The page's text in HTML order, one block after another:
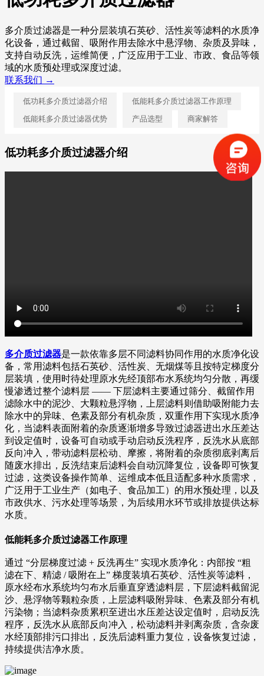
多介质过滤器是一种分层装填石英砂、活性炭等滤料的水质净
化设备，通过截留、吸附作用去除水中悬浮物、杂质及异味，
支持自动反洗，运维简便，广泛应用于工业、市政、食品等领
域的水质预处理或深度过滤。
联系我们 →
低功耗多介质过滤器介绍
低能耗多介质过滤器工作原理
低能耗多介质过滤器优势
产品选型 商家解答
低功耗多介质过滤器介绍
多介质过滤器是一款依靠多层不同滤料协同作用的水质净化设
备，常用滤料包括石英砂、活性炭、无烟煤等且按特定梯度分
层装填，使用时待处理原水先经顶部布水系统均匀分散，再缓
慢渗透过整个滤料层 —— 下层滤料主要通过筛分、截留作用
滤除水中的泥沙、大颗粒悬浮物，上层滤料则借助吸附能力去
除水中的异味、色素及部分有机杂质，双重作用下实现水质净
化，当滤料表面附着的杂质逐渐增多导致过滤器进出水压差达
到设定值时，设备可自动或手动启动反洗程序，反洗水从底部
反向冲入，带动滤料层松动、摩擦，将附着的杂质彻底剥离后
随废水排出，反洗结束后滤料会自动沉降复位，设备即可恢复
过滤，这类设备操作简单、运维成本低且适配多种水质需求，
广泛用于工业生产（如电子、食品加工）的用水预处理，以及
市政供水、污水处理等场景，为后续用水环节或排放提供达标
水质。
低能耗多介质过滤器工作原理
通过 “分层梯度过滤 + 反洗再生” 实现水质净化：内部按 “粗
滤在下、精滤 / 吸附在上” 梯度装填石英砂、活性炭等滤料，
原水经布水系统均匀布水后垂直穿透滤料层，下层滤料截留泥
沙、悬浮物等颗粒杂质，上层滤料吸附异味、色素及部分有机
污染物；当滤料杂质累积至进出水压差达设定值时，启动反洗
程序，反洗水从底部反向冲入，松动滤料并剥离杂质，含杂废
水经顶部排污口排出，反洗后滤料重力复位，设备恢复过滤，
持续提供洁净水质。